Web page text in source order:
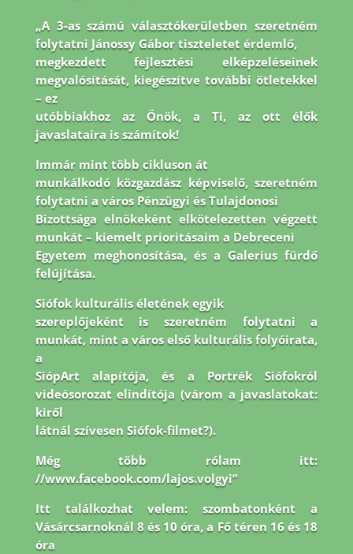
„A 3-as számú választókerületben szeretném
folytatni Jánossy Gábor tiszteletet érdemlő,
megkezdett fejlesztési elképzeléseinek
megvalósítását, kiegészítve további ötletekkel
– ez
utóbbiakhoz az Önök, a Ti, az ott élők
javaslataira is számítok!
Immár mint több cikluson át
munkálkodó közgazdász képviselő, szeretném
folytatni a város Pénzügyi és Tulajdonosi
Bizottsága elnökeként elkötelezetten végzett
munkát – kiemelt prioritásaim a Debreceni
Egyetem meghonosítása, és a Galerius fürdő
felújítása.
Siófok kulturális életének egyik
szereplőjeként is szeretném folytatni a
munkát, mint a város első kulturális folyóirata,
a
SiópArt alapítója, és a Portrék Siófokról
videósorozat elindítója (várom a javaslatokat:
kiről
látnál szívesen Siófok-filmet?).
Még több rólam itt:
//www.facebook.com/lajos.volgyi”
Itt találkozhat velem: szombatonként a
Vásárcsarnoknál 8 és 10 óra, a Fő téren 16 és 18
óra